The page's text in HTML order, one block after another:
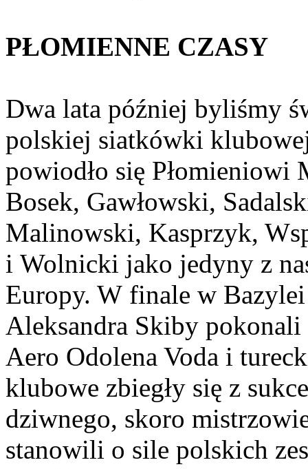
PŁOMIENNE CZASY
Dwa lata później byliśmy
polskiej siatkówki
powiodło się Płomieniowi
Bosek, Gawłowski,
Malinowski, Kasprzyk,
i Wolnicki jako jedyny z
Europy. W finale w
Aleksandra Skiby
Aero Odolena Voda i
klubowe zbiegły się z
dziwnego, skoro
stanowili o sile polskich